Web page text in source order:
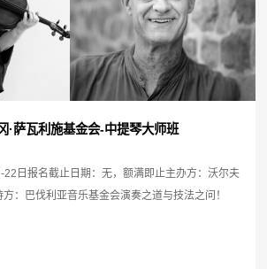
·萨瓦利施基金会-中提琴大师班
22日报名截止日期：无，额满即止主办方：沃尔夫
方：巴伐利亚音乐基金会演奏之道与技法之问！